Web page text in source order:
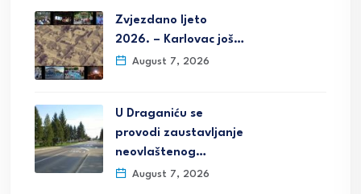
Zvjezdano ljeto
2026. – Karlovac još…
August 7, 2026
U Draganiću se
provodi zaustavljanje
neovlaštenog…
August 7, 2026